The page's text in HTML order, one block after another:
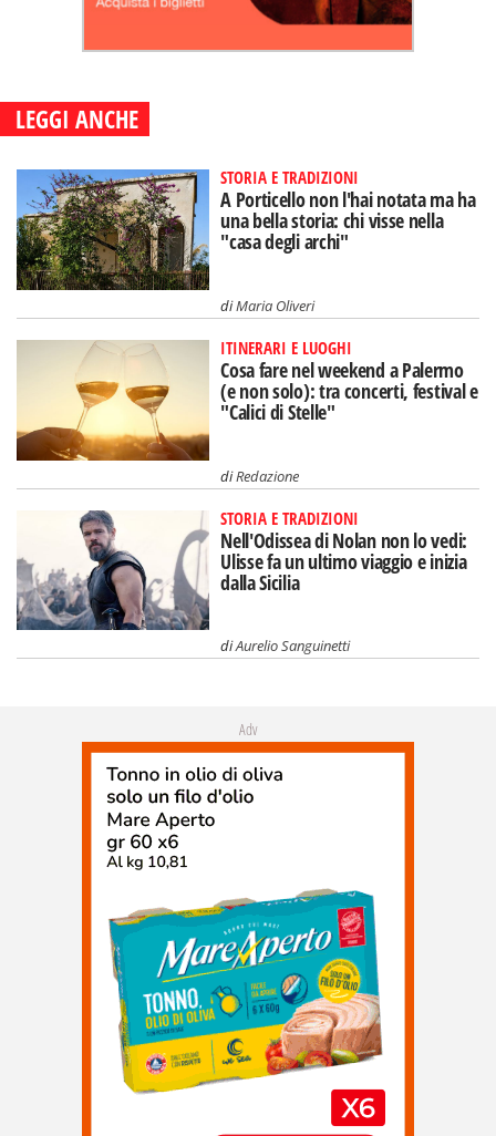
LEGGI ANCHE
STORIA E TRADIZIONI
A Porticello non l'hai notata ma ha
una bella storia: chi visse nella
"casa degli archi"
diMaria Oliveri
ITINERARI E LUOGHI
Cosa fare nel weekend a Palermo
(e non solo): tra concerti, festival e
"Calici di Stelle"
diRedazione
STORIA E TRADIZIONI
Nell'Odissea di Nolan non lo vedi:
Ulisse fa un ultimo viaggio e inizia
dalla Sicilia
diAurelio Sanguinetti
Adv